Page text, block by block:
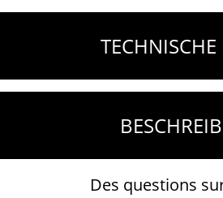
TECHNISCHE
Des questions